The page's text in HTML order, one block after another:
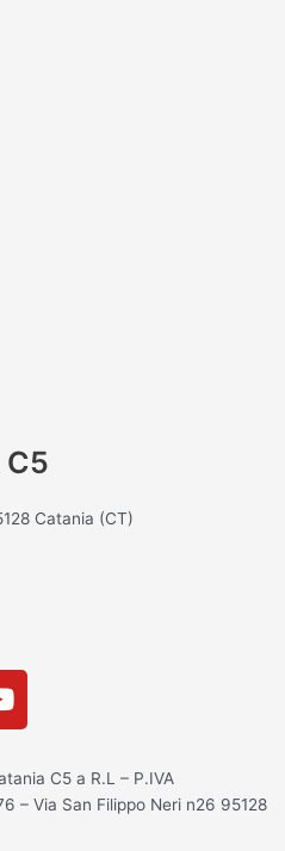
C5
Catania (CT)
C5 a R.L – P.IVA
– Via San Filippo Neri n26 95128